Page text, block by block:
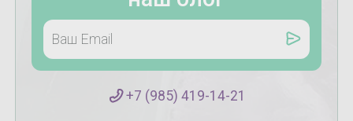
+7 (985) 419-14-21